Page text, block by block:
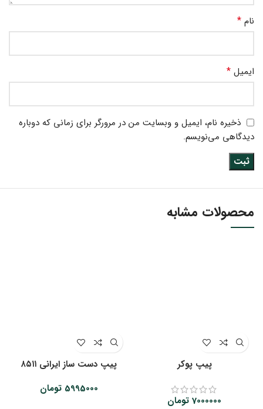
نام *
ایمیل *
ذخیره نام، ایمیل و وبسایت من در مرورگر برای زمانی که دوباره
دیدگاهی می‌نویسم.
محصولات مشابه
پیپ پوکر
7000000 تومان
پیپ دست ساز ایرانی ۸۵۱۱
5995000 تومان